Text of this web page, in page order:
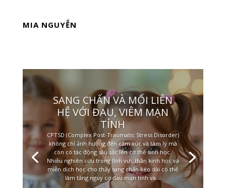
MIA NGUYỄN
SANG CHẤN VÀ MỐI LIÊN
HỆ VỚI ĐAU, VIÊM MẠN
TÍNH
CPTSD (Complex Post-Traumatic Stress Disorder)
không chỉ ảnh hưởng đến cảm xúc và tâm lý mà
còn có tác động sâu sắc lên cơ thể sinh học.
Nhiều nghiên cứu trong lĩnh vực thần kinh học và
miễn dịch học cho thấy sang chấn kéo dài có thể
làm tăng nguy cơ đau mạn tính và...